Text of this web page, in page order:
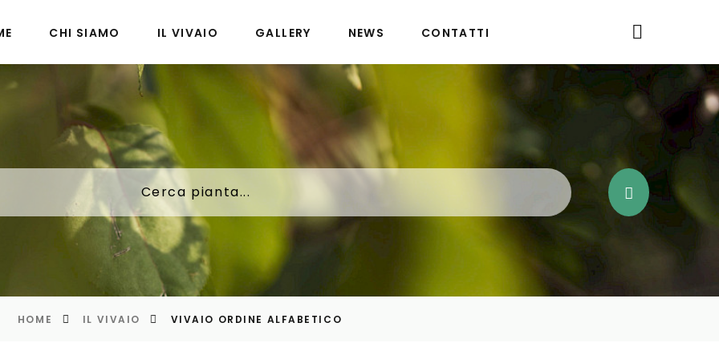
CHI SIAMO IL VIVAIO GALLERY NEWS CONTATTI
Cerca pianta...
HOME IL VIVAIO VIVAIO ORDINE ALFABETICO